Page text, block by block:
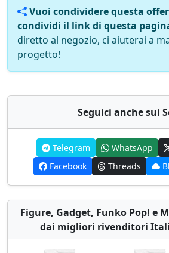
Vuoi condividere questa
condividi il link di questa
diretto al negozio, ci aiuterai a
progetto!
Seguici anche sui
Telegram WhatsApp
Facebook
Threads
Figure, Gadget, Funko Pop! e
dai migliori rivenditori